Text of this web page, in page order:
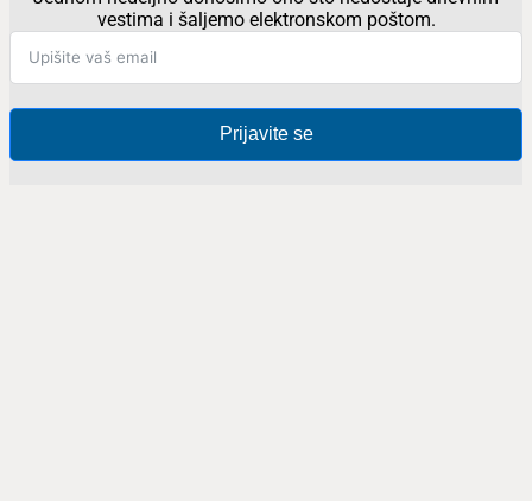
vestima i šaljemo elektronskom poštom.
Prijavite se